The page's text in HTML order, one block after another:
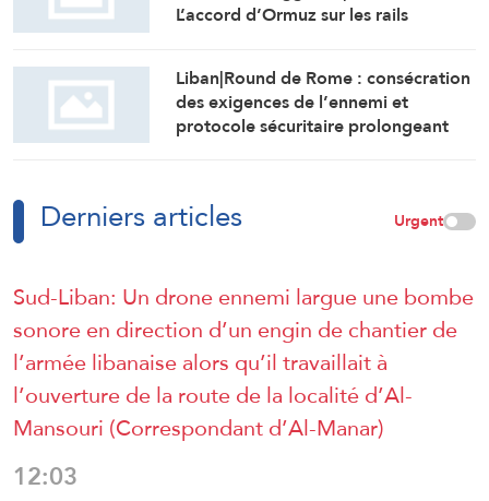
L’accord d’Ormuz sur les rails
Liban|Round de Rome : consécration
des exigences de l’ennemi et
protocole sécuritaire prolongeant
Derniers articles Urgent
Sud-Liban: Un drone ennemi largue une bombe
sonore en direction d’un engin de chantier de
l’armée libanaise alors qu’il travaillait à
l’ouverture de la route de la localité d’Al-
Mansouri (Correspondant d’Al-Manar)
12:03